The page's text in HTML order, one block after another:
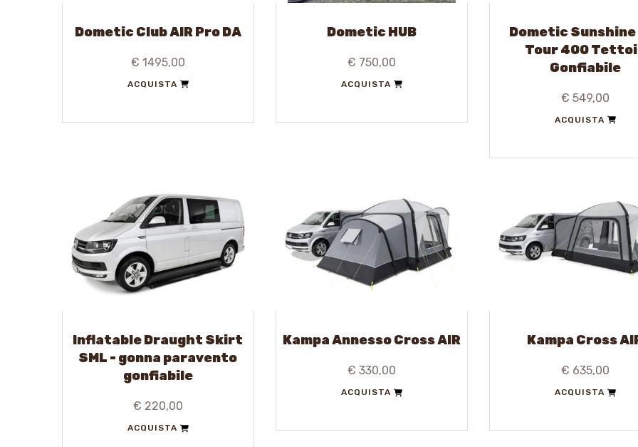
Dometic Club AIR Pro DA
€ 1495,00
ACQUISTA
Dometic HUB
€ 750,00
ACQUISTA
Dometic Sunshine
Tour 400
Gonfiabile
€ 549,00
ACQUISTA
Inflatable Draught Skirt
SML - gonna paravento
gonfiabile
€ 220,00
ACQUISTA
Kampa Annesso Cross AIR
€ 330,00
ACQUISTA
Kampa Cross
€ 635,00
ACQUISTA